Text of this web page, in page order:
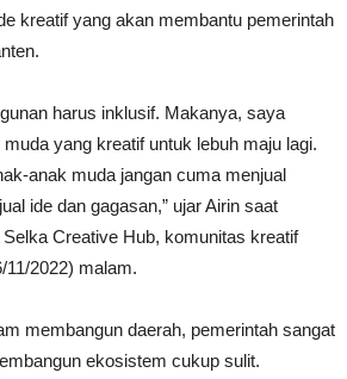
kreatif yang akan membantu pemerintah
harus inklusif. Makanya, saya
yang kreatif untuk lebuh maju lagi.
anak muda jangan cuma menjual
ide dan gagasan,” ujar Airin saat
Creative Hub, komunitas kreatif
11/2022) malam.
membangun daerah, pemerintah sangat
ekosistem cukup sulit.